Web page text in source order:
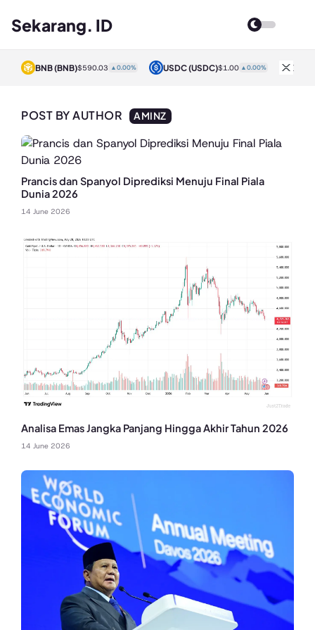
Sekarang. ID
BNB(BNB)$590.03 ▲0.00% USDC(USDC)$1.00 ▲0.00% XRP
POST BY AUTHOR AMINZ
Prancis dan Spanyol Diprediksi Menuju Final Piala
Dunia 2026
14 June 2026
Analisa Emas Jangka Panjang Hingga Akhir Tahun 2026
14 June 2026